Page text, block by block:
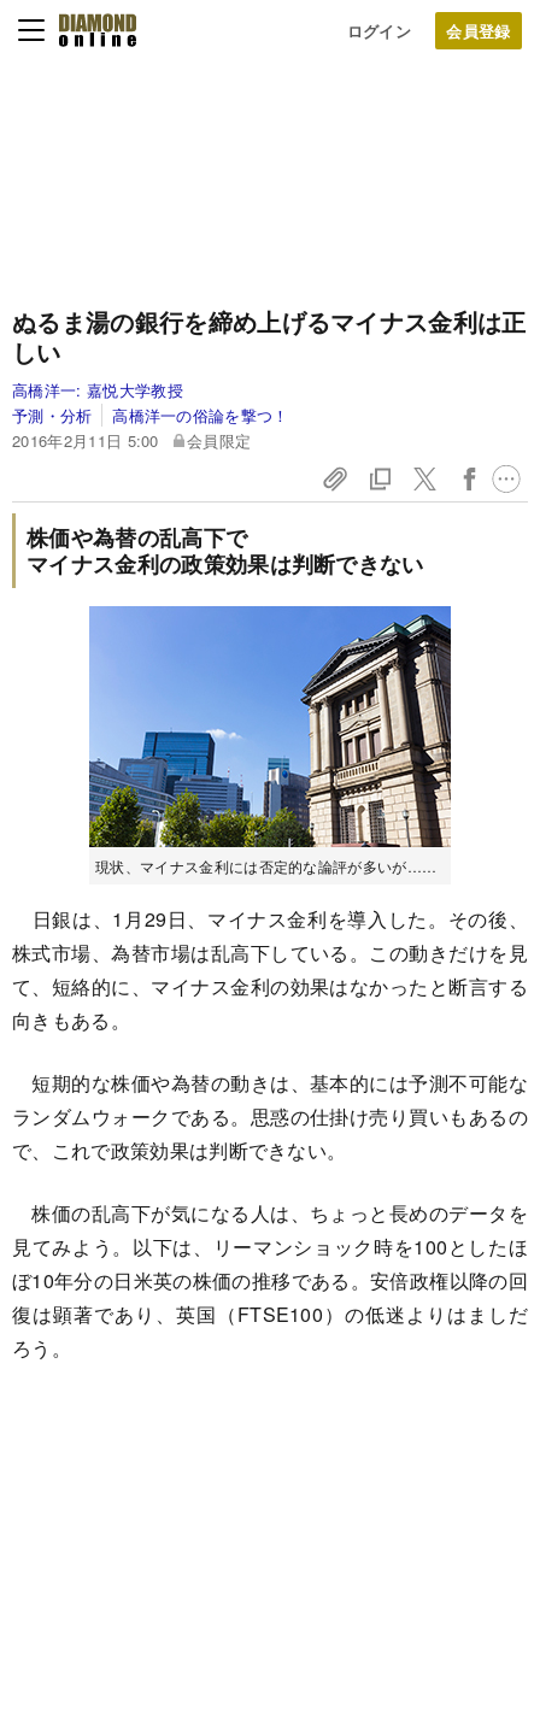
ログイン
ぬるま湯の銀行を締め上げるマイナス金利は正
しい
高橋洋一: 嘉悦大学教授
予測・分析
高橋洋一の俗論を撃つ！
2016年2月11日 5:00
会員限定
株価や為替の乱高下で
マイナス金利の政策効果は判断できない
現状、マイナス金利には否定的な論評が多いが……
日銀は、1月29日、マイナス金利を導入した。その後、
株式市場、為替市場は乱高下している。この動きだけを見
て、短絡的に、マイナス金利の効果はなかったと断言する
向きもある。
短期的な株価や為替の動きは、基本的には予測不可能な
ランダムウォークである。思惑の仕掛け売り買いもあるの
で、これで政策効果は判断できない。
株価の乱高下が気になる人は、ちょっと長めのデータを
見てみよう。以下は、リーマンショック時を100としたほ
ぼ10年分の日米英の株価の推移である。安倍政権以降の回
復は顕著であり、英国（FTSE100）の低迷よりはましだ
ろう。